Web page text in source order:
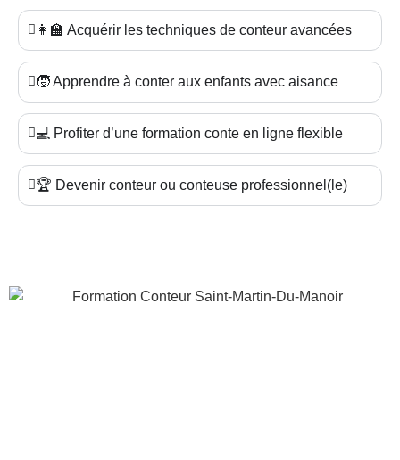
👩‍🏫 Acquérir les techniques de conteur avancées
🧒 Apprendre à conter aux enfants avec aisance
💻 Profiter d’une formation conte en ligne flexible
🏆 Devenir conteur ou conteuse professionnel(le)